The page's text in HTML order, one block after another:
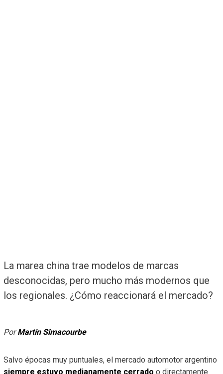
La marea china trae modelos de marcas
desconocidas, pero mucho más modernos que
los regionales. ¿Cómo reaccionará el mercado?
PorMartín Simacourbe
Salvo épocas muy puntuales, el mercado automotor argentino
siempre estuvo medianamente cerrado o directamente